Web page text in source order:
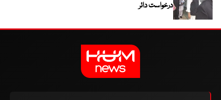
درخواست دائر